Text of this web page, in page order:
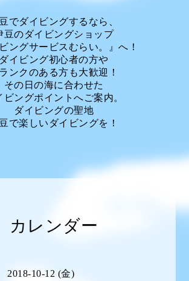
でダイビングするなら、
豆のダイビングショップ
ビングサービスむらい。』へ！
ダイビング初心者の方や
ンクのある方も大歓迎！
その日の海に合わせた
ビングポイントへご案内。
ダイビングの聖地
で楽しいダイビングを！
カレンダー
2018-10-12 (金)